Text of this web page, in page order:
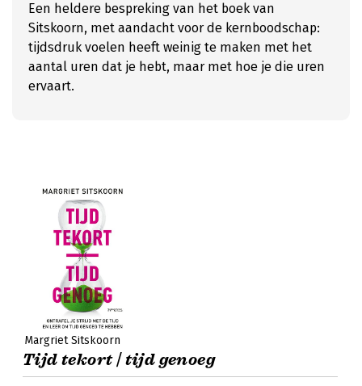
Een heldere bespreking van het boek van
Sitskoorn, met aandacht voor de kernboodschap:
tijdsdruk voelen heeft weinig te maken met het
aantal uren dat je hebt, maar met hoe je die uren
ervaart.
Margriet Sitskoorn
Tijd tekort | tijd genoeg